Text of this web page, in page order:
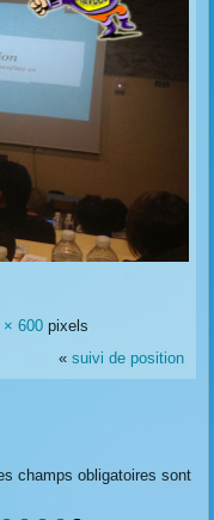
× 600pixels
« suivi de position
champs obligatoires sont